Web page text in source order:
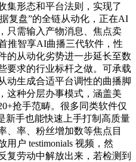
集形态和平台法则，实现了
复盘”的全链从动化，正在AI
只需输入产物消息、焦点卖
推智享AI曲播三代软件，性
的从动化劣势进一步延长至数
要求的行业标杆之做。可承载
动生成合适平台调性的曲播脚
这种分层办事模式，涵盖美
抢手范畴。很多同类软件仅
新手也能快速上手打制高质量
、率、粉丝增加数等焦点目
户 testimonials 视频，然
复劳动中解放出来，若检测到